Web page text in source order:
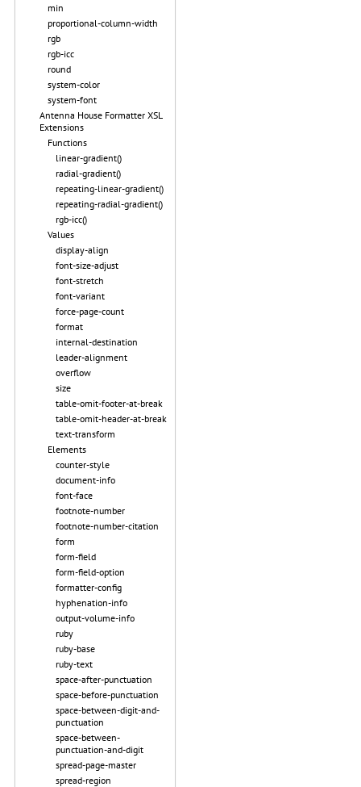
min
proportional-column-width
rgb
rgb-icc
round
system-color
system-font
Antenna House Formatter XSL
Extensions
Functions
linear-gradient()
radial-gradient()
repeating-linear-gradient()
repeating-radial-gradient()
rgb-icc()
Values
display-align
font-size-adjust
font-stretch
font-variant
force-page-count
format
internal-destination
leader-alignment
overflow
size
table-omit-footer-at-break
table-omit-header-at-break
text-transform
Elements
counter-style
document-info
font-face
footnote-number
footnote-number-citation
form
form-field
form-field-option
formatter-config
hyphenation-info
output-volume-info
ruby
ruby-base
ruby-text
space-after-punctuation
space-before-punctuation
space-between-digit-and-
punctuation
space-between-
punctuation-and-digit
spread-page-master
spread-region